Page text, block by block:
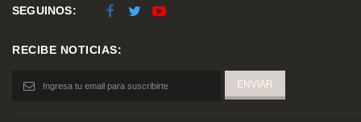
SEGUINOS:
RECIBE NOTICIAS: